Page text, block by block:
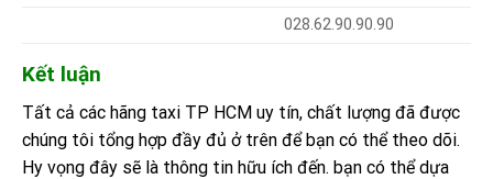
028.62.90.90.90
Kết luận
Tất cả các hãng taxi TP HCM uy tín, chất lượng đã được
chúng tôi tổng hợp đầy đủ ở trên để bạn có thể theo dõi.
Hy vọng đây sẽ là thông tin hữu ích đến. bạn có thể dựa